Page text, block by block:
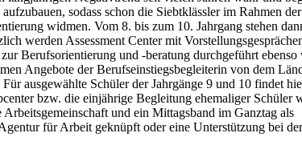
sodass schon die Siebtklässler im Rahmen der
widmen. Vom 8. bis zum 10. Jahrgang stehen
werden Assessment Center mit
Berufsorientierung und -beratung durchgeführt ebenso
Angebote der Berufseinstiegsbegleiterin von dem
ausgewählte Schüler der Jahrgänge 9 und 10 findet
bzw. die einjährige Begleitung ehemaliger Schüler
und ein Mittagsband im Ganztag als
für Arbeit geknüpft oder eine Unterstützung bei der